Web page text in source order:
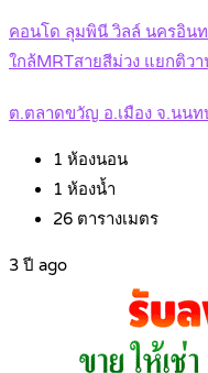
คอนโด ลุมพินี วิลล์ นครอิน
ใกล้MRTสายสีม่วง แยกติว
ต.ตลาดขวัญ อ.เมือง จ.นนท
1 ห้องนอน
1 ห้องน้ำ
26 ตารางเมตร
3 ปี ago